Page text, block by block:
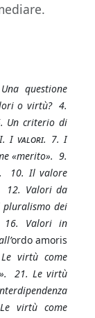
questione
o virtù? 4.
Un criterio di
I valori. 7. I
«merito». 9.
10. Il valore
12. Valori da
dei
Valori in
ordo amoris
virtù come
21. Le virtù
virtù come